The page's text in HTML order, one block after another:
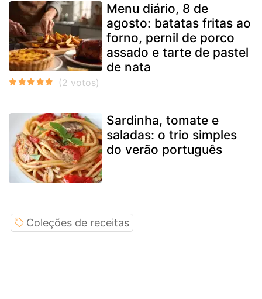
Menu diário, 8 de
agosto: batatas fritas ao
forno, pernil de porco
assado e tarte de pastel
de nata
Sardinha, tomate e
saladas: o trio simples
do verão português
Coleções de receitas